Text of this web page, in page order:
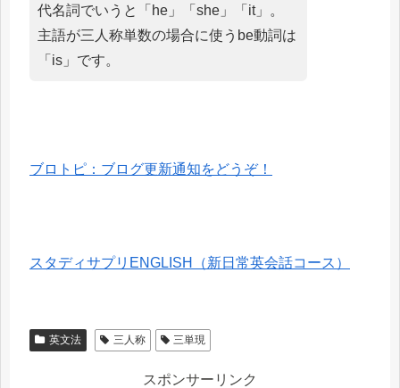
代名詞でいうと「he」「she」「it」。
主語が三人称単数の場合に使うbe動詞は
「is」です。
ブロトピ：ブログ更新通知をどうぞ！
スタディサプリENGLISH（新日常英会話コース）
英文法 三人称 三単現
スポンサーリンク